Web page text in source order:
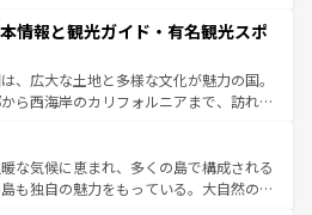
てほしい。
残る町や、スイスならではのユニークな
ルプス観光だけでなく町歩きも満喫する
民の所得が高いため物価も高いが、旅行
提供のサービスもあり、うまく活用すれ
情報と観光ガイド・有名観光スポ
、広大な土地と多様な文化が魅力の国。
ら西海岸のカリフォルニアまで、訪れる
は、観光、ショッピング、エンターテイ
た刺激的なスポットだ。一方、アメリカ
広がり、グランドキャニオンやイエロー
な気候に恵まれ、多くの島で構成される
も独自の魅力をもっている。大自然の神